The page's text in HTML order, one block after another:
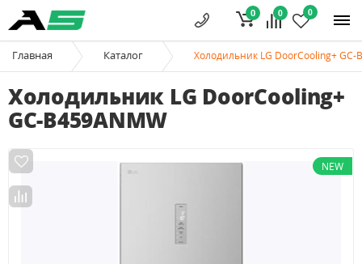
0 0
0
Главная Каталог Холодильник LG DoorCooling+ GC-
Холодильник LG DoorCooling+
GC-B459ANMW
NEW